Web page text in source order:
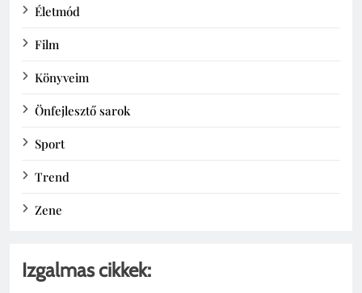
Életmód
Film
Könyveim
Önfejlesztő sarok
Sport
Trend
Zene
Izgalmas cikkek: